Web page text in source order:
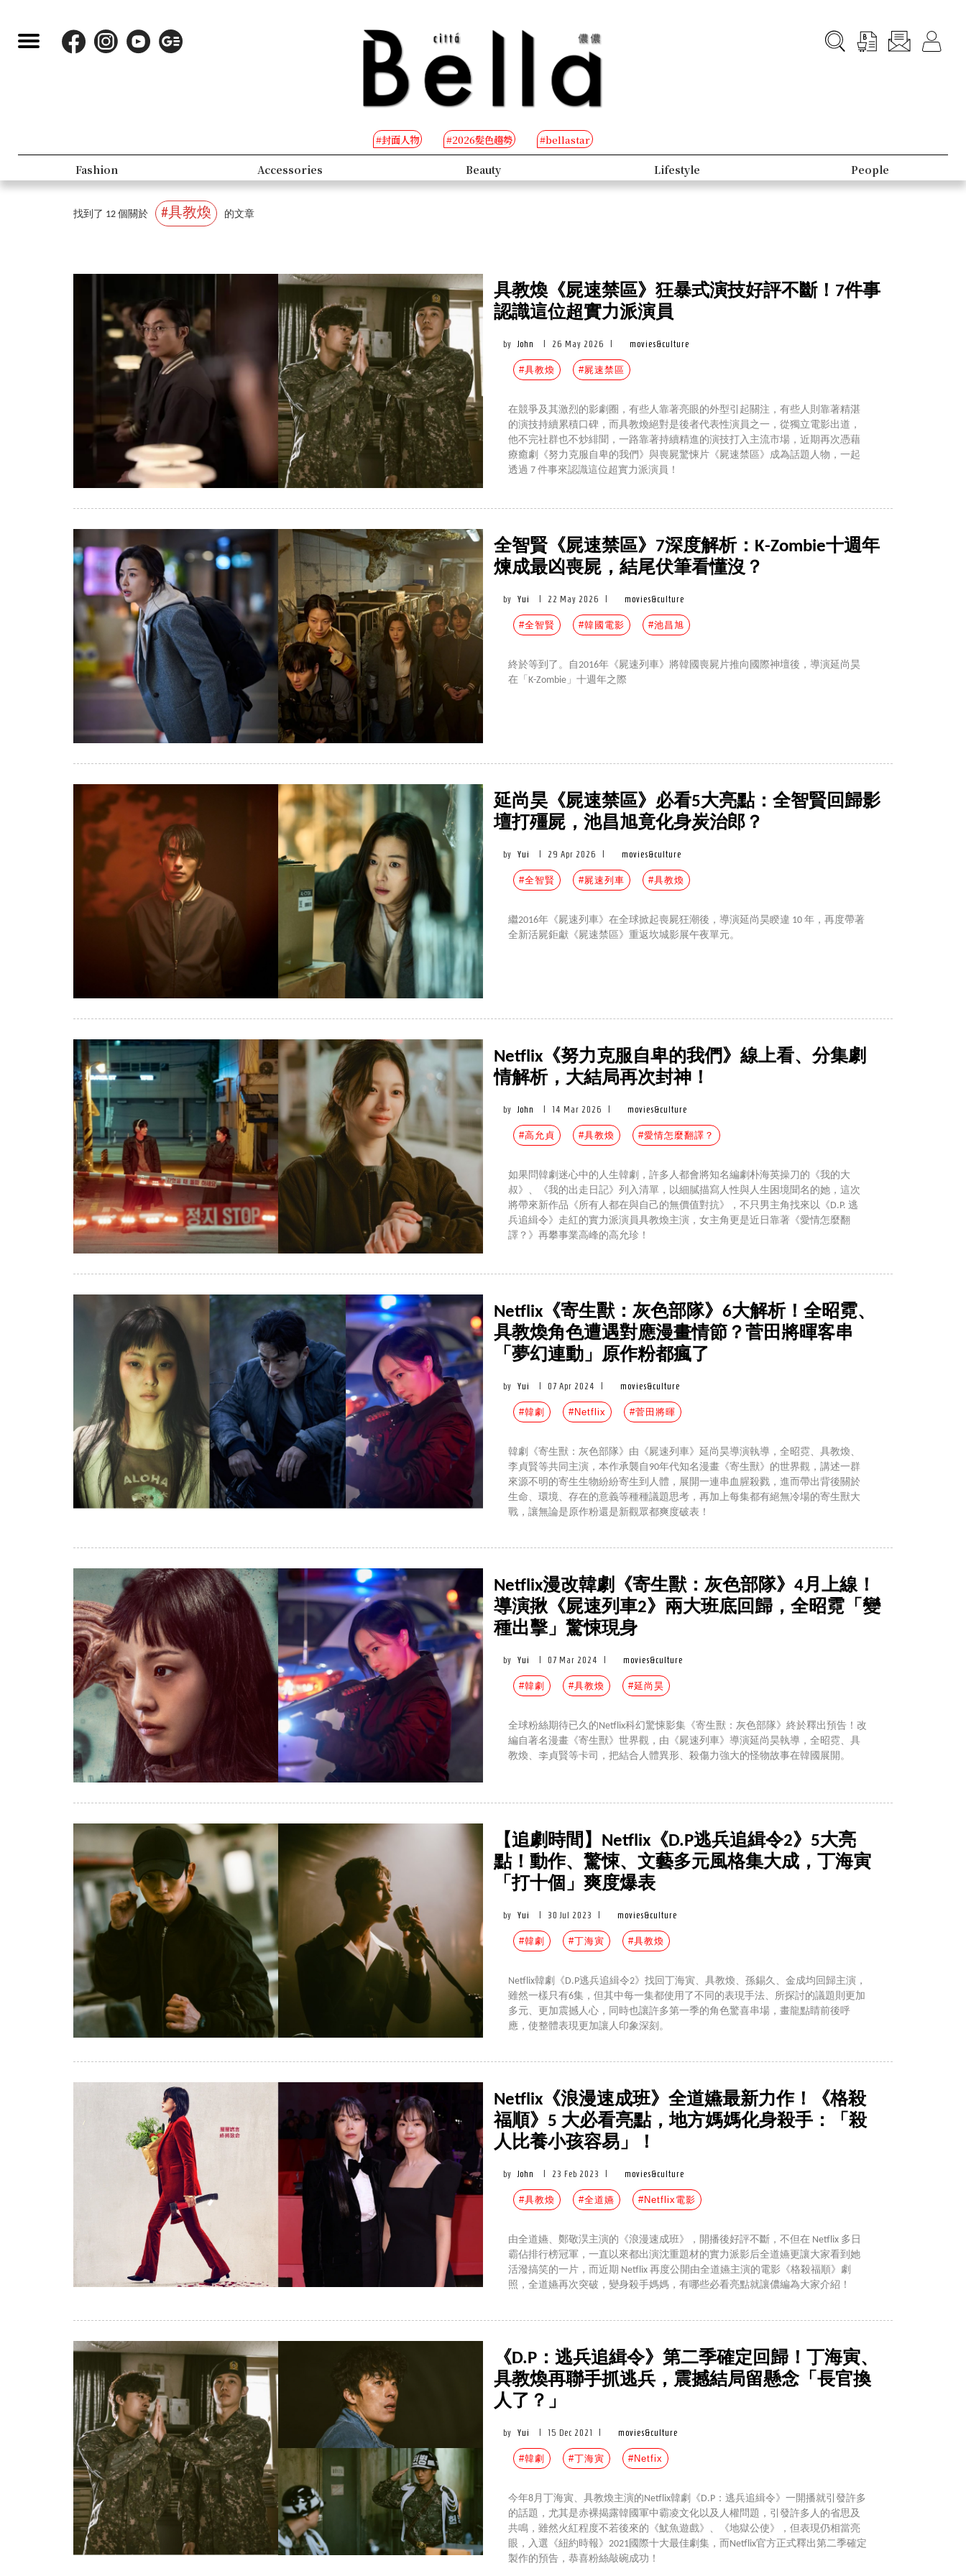
#封面人物 #2026髮色趨勢 #bellastar
Fashion Accessories Beauty Lifestyle People
找到了 12 個關於 #具教煥 的文章
具教煥《屍速禁區》狂暴式演技好評不斷！7件事
認識這位超實力派演員
by John 26 May 2026 movies&culture
#具教煥 #屍速禁區
在競爭及其激烈的影劇圈，有些人靠著亮眼的外型引起關注，有些人則靠著精湛
的演技持續累積口碑，而具教煥絕對是後者代表性演員之一，從獨立電影出道，
他不完社群也不炒緋聞，一路靠著持續精進的演技打入主流市場，近期再次憑藉
療癒劇《努力克服自卑的我們》與喪屍驚悚片《屍速禁區》成為話題人物，一起
透過 7 件事來認識這位超實力派演員！
全智賢《屍速禁區》7深度解析：K-Zombie十週年
煉成最凶喪屍，結尾伏筆看懂沒？
by Yui 22 May 2026 movies&culture
#全智賢 #韓國電影 #池昌旭
終於等到了。自2016年《屍速列車》將韓國喪屍片推向國際神壇後，導演延尚昊
在「K-Zombie」十週年之際
延尚昊《屍速禁區》必看5大亮點：全智賢回歸影
壇打殭屍，池昌旭竟化身炭治郎？
by Yui 29 Apr 2026 movies&culture
#全智賢 #屍速列車 #具教煥
繼2016年《屍速列車》在全球掀起喪屍狂潮後，導演延尚昊睽違 10 年，再度帶著
全新活屍鉅獻《屍速禁區》重返坎城影展午夜單元。
Netflix《努力克服自卑的我們》線上看、分集劇
情解析，大結局再次封神！
by John 14 Mar 2026 movies&culture
#高允貞 #具教煥 #愛情怎麼翻譯？
如果問韓劇迷心中的人生韓劇，許多人都會將知名編劇朴海英操刀的《我的大
叔》、《我的出走日記》列入清單，以細膩描寫人性與人生困境聞名的她，這次
將帶來新作品《所有人都在與自己的無價值對抗》，不只男主角找來以《D.P. 逃
兵追緝令》走紅的實力派演員具教煥主演，女主角更是近日靠著《愛情怎麼翻
譯？》再攀事業高峰的高允珍！
Netflix《寄生獸：灰色部隊》6大解析！全昭霓、
具教煥角色遭遇對應漫畫情節？菅田將暉客串
「夢幻連動」原作粉都瘋了
by Yui 07 Apr 2024 movies&culture
#韓劇 #Netflix #菅田將暉
韓劇《寄生獸：灰色部隊》由《屍速列車》延尚昊導演執導，全昭霓、具教煥、
李貞賢等共同主演，本作承襲自90年代知名漫畫《寄生獸》的世界觀，講述一群
來源不明的寄生生物紛紛寄生到人體，展開一連串血腥殺戮，進而帶出背後關於
生命、環境、存在的意義等種種議題思考，再加上每集都有絕無冷場的寄生獸大
戰，讓無論是原作粉還是新觀眾都爽度破表！
Netflix漫改韓劇《寄生獸：灰色部隊》4月上線！
導演揪《屍速列車2》兩大班底回歸，全昭霓「變
種出擊」驚悚現身
by Yui 07 Mar 2024 movies&culture
#韓劇 #具教煥 #延尚昊
全球粉絲期待已久的Netflix科幻驚悚影集《寄生獸：灰色部隊》終於釋出預告！改
編自著名漫畫《寄生獸》世界觀，由《屍速列車》導演延尚昊執導，全昭霓、具
教煥、李貞賢等卡司，把結合人體異形、殺傷力強大的怪物故事在韓國展開。
【追劇時間】Netflix《D.P逃兵追緝令2》5大亮
點！動作、驚悚、文藝多元風格集大成，丁海寅
「打十個」爽度爆表
by Yui 30 Jul 2023 movies&culture
#韓劇 #丁海寅 #具教煥
Netflix韓劇《D.P逃兵追緝令2》找回丁海寅、具教煥、孫錫久、金成均回歸主演，
雖然一樣只有6集，但其中每一集都使用了不同的表現手法、所探討的議題則更加
多元、更加震撼人心，同時也讓許多第一季的角色驚喜串場，畫龍點睛前後呼
應，使整體表現更加讓人印象深刻。
Netflix《浪漫速成班》全道嬿最新力作！《格殺
福順》5 大必看亮點，地方媽媽化身殺手：「殺
人比養小孩容易」！
by John 23 Feb 2023 movies&culture
#具教煥 #全道嬿 #Netflix電影
由全道嬿、鄭敬淏主演的《浪漫速成班》，開播後好評不斷，不但在 Netflix 多日
霸佔排行榜冠軍，一直以來都出演沈重題材的實力派影后全道嬿更讓大家看到她
活潑搞笑的一片，而近期 Netflix 再度公開由全道嬿主演的電影《格殺福順》劇
照，全道嬿再次突破，變身殺手媽媽，有哪些必看亮點就讓儂編為大家介紹！
《D.P：逃兵追緝令》第二季確定回歸！丁海寅、
具教煥再聯手抓逃兵，震撼結局留懸念「長官換
人了？」
by Yui 15 Dec 2021 movies&culture
#韓劇 #丁海寅 #Netfix
今年8月丁海寅、具教煥主演的Netflix韓劇《D.P：逃兵追緝令》一開播就引發許多
的話題，尤其是赤裸揭露韓國軍中霸凌文化以及人權問題，引發許多人的省思及
共鳴，雖然火紅程度不若後來的《魷魚遊戲》、《地獄公使》，但表現仍相當亮
眼，入選《紐約時報》2021國際十大最佳劇集，而Netflix官方正式釋出第二季確定
製作的預告，恭喜粉絲敲碗成功！